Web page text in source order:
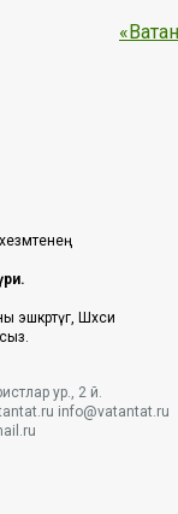
Шәхси
ур., 2 й.
info@vatantat.ru